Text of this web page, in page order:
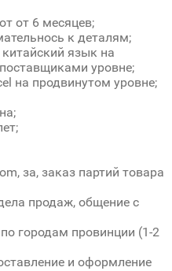
от 6 месяцев;
к деталям;
язык на
уровне;
на продвинутом уровне;
за, заказ партий товара
продаж, общение с
городам провинции (1-2
и оформление